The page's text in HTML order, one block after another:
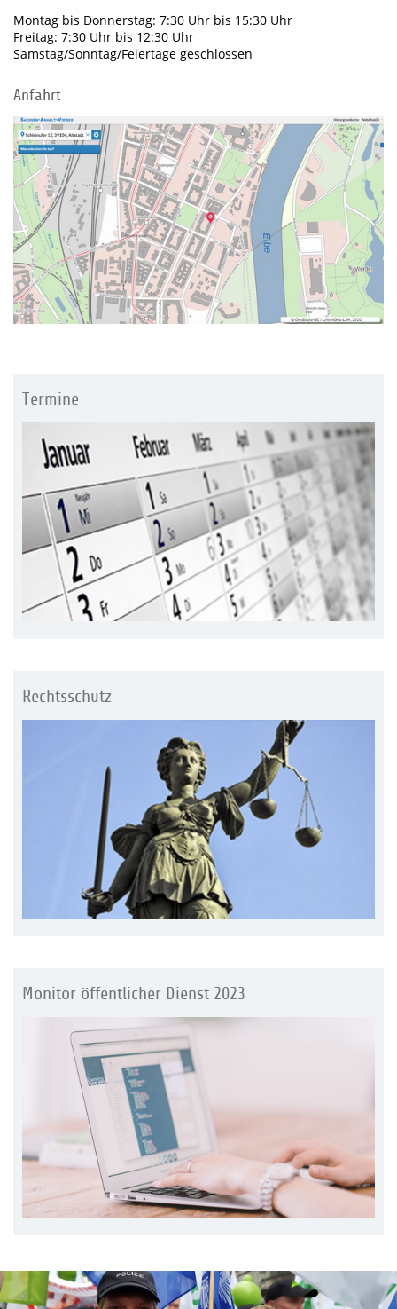
Montag bis Donnerstag: 7:30 Uhr bis 15:30 Uhr
Freitag: 7:30 Uhr bis 12:30 Uhr
Samstag/Sonntag/Feiertage geschlossen
Anfahrt
Termine
Rechtsschutz
Monitor öffentlicher Dienst 2023